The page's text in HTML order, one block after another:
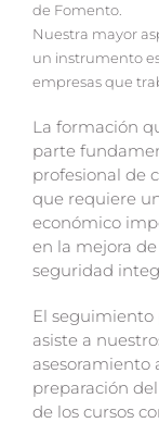
de Fomento.
Nuestra mayor
un instrumento
empresas que
La formación
parte
profesional de
que requiere
económico
en la mejora
seguridad
El seguimiento
asiste a
asesoramiento
preparación
de los cursos